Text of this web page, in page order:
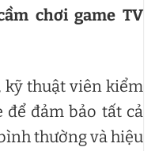
chơi game TV
kỹ thuật viên kiểm
để đảm bảo tất cả
thường và hiệu